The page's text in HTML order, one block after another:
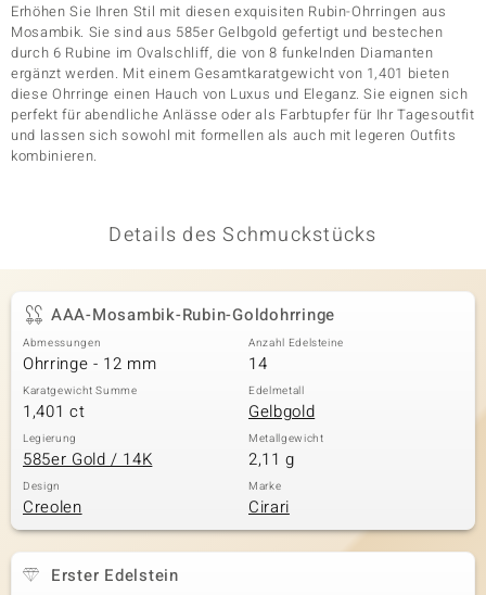
Erhöhen Sie Ihren Stil mit diesen exquisiten Rubin-Ohrringen aus
Mosambik. Sie sind aus 585er Gelbgold gefertigt und bestechen
durch 6 Rubine im Ovalschliff, die von 8 funkelnden Diamanten
ergänzt werden. Mit einem Gesamtkaratgewicht von 1,401 bieten
diese Ohrringe einen Hauch von Luxus und Eleganz. Sie eignen sich
perfekt für abendliche Anlässe oder als Farbtupfer für Ihr Tagesoutfit
und lassen sich sowohl mit formellen als auch mit legeren Outfits
kombinieren.
Details des Schmuckstücks
AAA-Mosambik-Rubin-Goldohrringe
Abmessungen
Ohrringe - 12 mm
Anzahl Edelsteine
14
Karatgewicht Summe
1,401 ct
Edelmetall
Gelbgold
Legierung
585er Gold / 14K
Metallgewicht
2,11 g
Design
Creolen
Marke
Cirari
Erster Edelstein